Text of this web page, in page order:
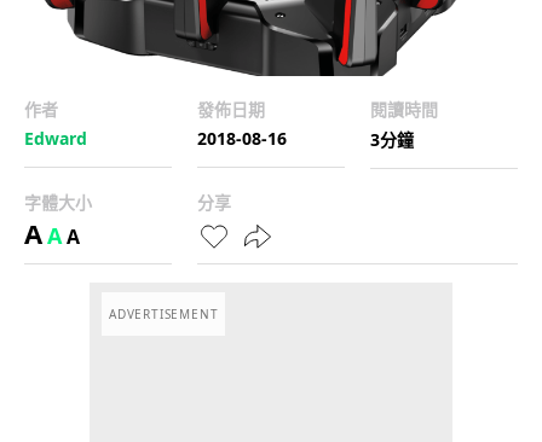
作者
Edward
發佈日期
2018-08-16
閱讀時間
3分鐘
字體大小
AAA
分享
ADVERTISEMENT